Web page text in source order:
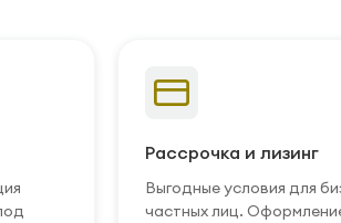
Рассрочка и лизинг
Выгодные условия для
частных лиц.